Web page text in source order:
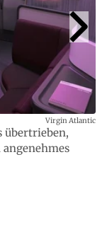
übertrieben,
Virgin Atlantic